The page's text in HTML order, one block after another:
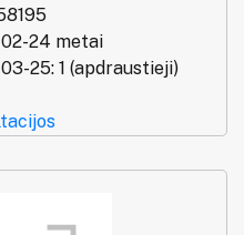
24 metai
25: 1 (apdraustieji)